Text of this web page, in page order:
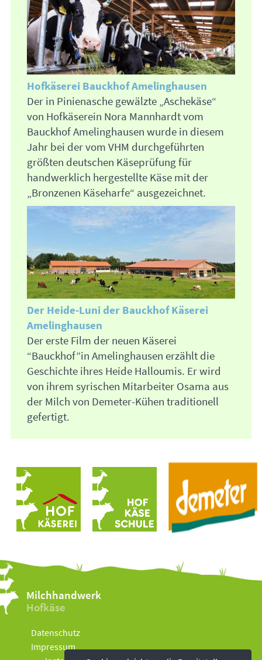
Hofkäserei Bauckhof Amelinghausen
Der in Pinienasche gewälzte „Aschekäse“
von Hofkäserein Nora Mannhardt vom
Bauckhof Amelinghausen wurde in diesem
Jahr bei der vom VHM durchgeführten
größten deutschen Käseprüfung für
handwerklich hergestellte Käse mit der
„Bronzenen Käseharfe“ ausgezeichnet.
Der Heide-Luni der Bauckhof Käserei
Amelinghausen
Der erste Film der neuen Käserei
“Bauckhof”in Amelinghausen erzählt die
Geschichte ihres Heide Halloumis. Er wird
von ihrem syrischen Mitarbeiter Osama aus
der Milch von Demeter-Kühen traditionell
gefertigt.
Milchhandwerk
Hofkäse
Datenschutz
Impressum